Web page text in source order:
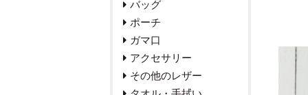
バッグ
ポーチ
ガマ口
アクセサリー
その他のレザー